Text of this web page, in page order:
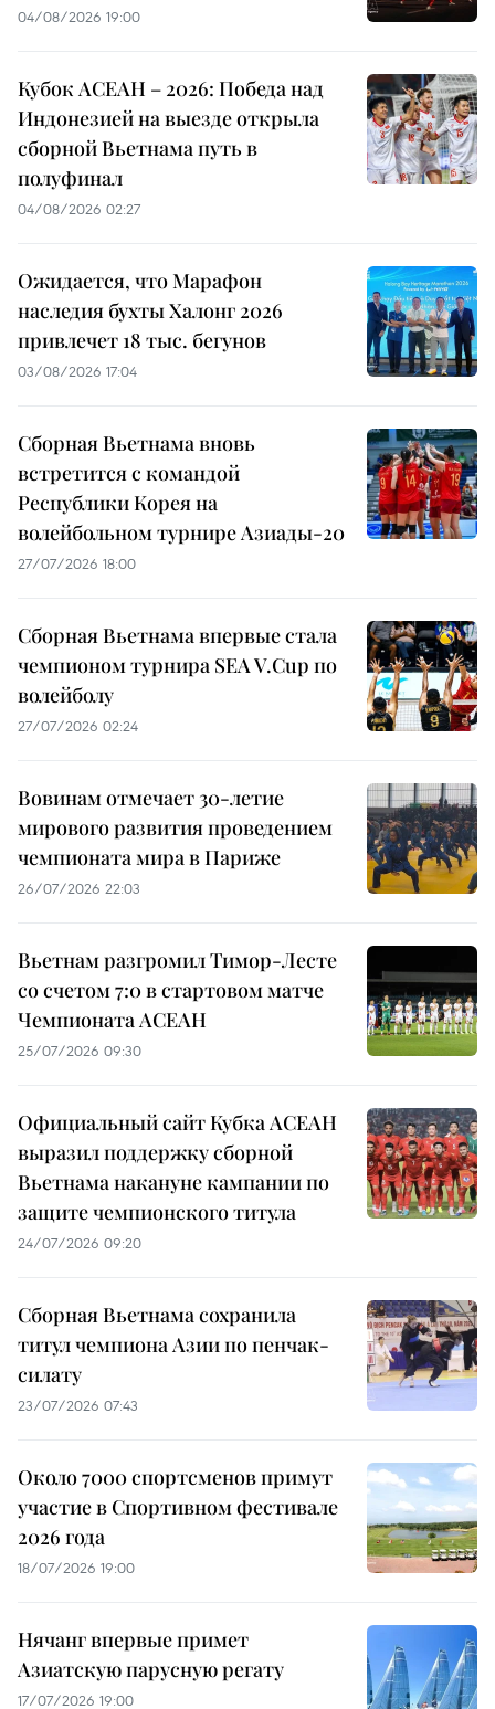
04/08/2026 19:00
Кубок АСЕАН – 2026: Победа над
Индонезией на выезде открыла
сборной Вьетнама путь в
полуфинал
04/08/2026 02:27
Ожидается, что Марафон
наследия бухты Халонг 2026
привлечет 18 тыс. бегунов
03/08/2026 17:04
Сборная Вьетнама вновь
встретится с командой
Республики Корея на
волейбольном турнире Азиады-20
27/07/2026 18:00
Сборная Вьетнама впервые стала
чемпионом турнира SEA V.Cup по
волейболу
27/07/2026 02:24
Вовинам отмечает 30-летие
мирового развития проведением
чемпионата мира в Париже
26/07/2026 22:03
Вьетнам разгромил Тимор-Лесте
со счетом 7:0 в стартовом матче
Чемпионата АСЕАН
25/07/2026 09:30
Официальный сайт Кубка АСЕАН
выразил поддержку сборной
Вьетнама накануне кампании по
защите чемпионского титула
24/07/2026 09:20
Сборная Вьетнама сохранила
титул чемпиона Азии по пенчак-
силату
23/07/2026 07:43
Около 7000 спортсменов примут
участие в Спортивном фестивале
2026 года
18/07/2026 19:00
Нячанг впервые примет
Азиатскую парусную регату
17/07/2026 19:00